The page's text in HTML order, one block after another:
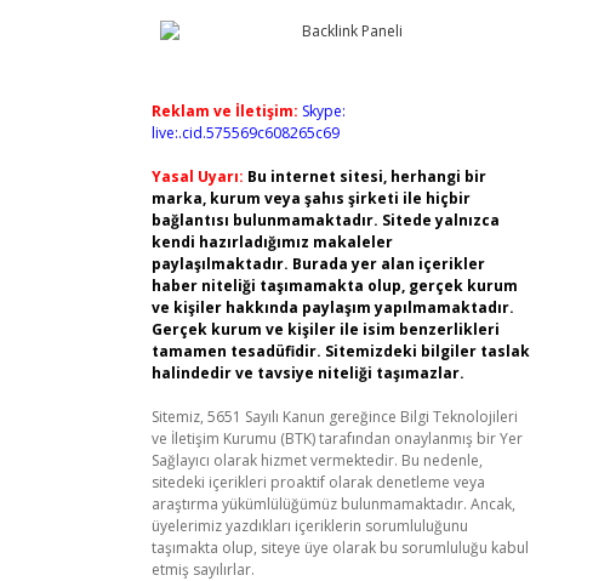
Reklam ve İletişim: Skype:
live:.cid.575569c608265c69
Yasal Uyarı: Bu internet sitesi, herhangi bir
marka, kurum veya şahıs şirketi ile hiçbir
bağlantısı bulunmamaktadır. Sitede yalnızca
kendi hazırladığımız makaleler
paylaşılmaktadır. Burada yer alan içerikler
haber niteliği taşımamakta olup, gerçek kurum
ve kişiler hakkında paylaşım yapılmamaktadır.
Gerçek kurum ve kişiler ile isim benzerlikleri
tamamen tesadüfidir. Sitemizdeki bilgiler taslak
halindedir ve tavsiye niteliği taşımazlar.
Sitemiz, 5651 Sayılı Kanun gereğince Bilgi Teknolojileri
ve İletişim Kurumu (BTK) tarafından onaylanmış bir Yer
Sağlayıcı olarak hizmet vermektedir. Bu nedenle,
sitedeki içerikleri proaktif olarak denetleme veya
araştırma yükümlülüğümüz bulunmamaktadır. Ancak,
üyelerimiz yazdıkları içeriklerin sorumluluğunu
taşımakta olup, siteye üye olarak bu sorumluluğu kabul
etmiş sayılırlar.